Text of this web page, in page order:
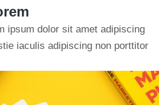
ipsum dolor sit amet adipiscing
iaculis adipiscing non porttitor